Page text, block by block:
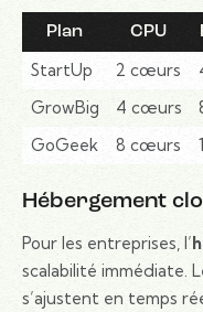
Plan CPU
StartUp 2 cœurs
GrowBig
4 cœurs
GoGeek
8 cœurs
Hébergement
Pour les entreprises, l’
scalabilité immédiate.
s’ajustent en temps